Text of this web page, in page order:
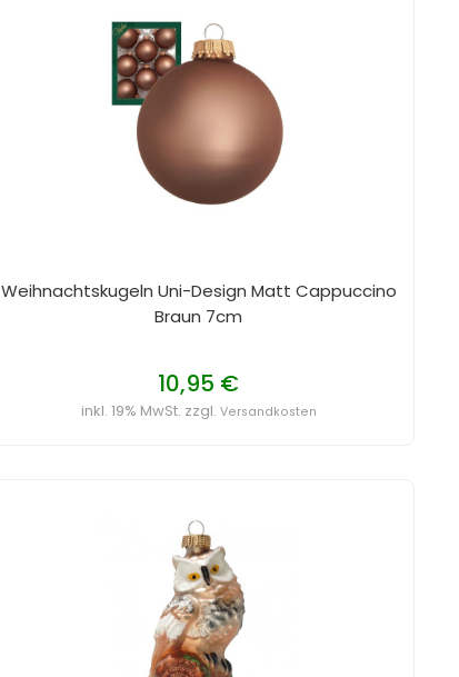
Weihnachtskugeln Uni-Design Matt Cappuccino
Braun 7cm
10,95 €
inkl. 19% MwSt. zzgl. Versandkosten